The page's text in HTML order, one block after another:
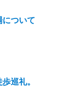
について
巡礼。